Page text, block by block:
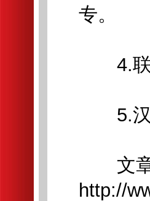
专。
4.联
5.汉
文章
http://